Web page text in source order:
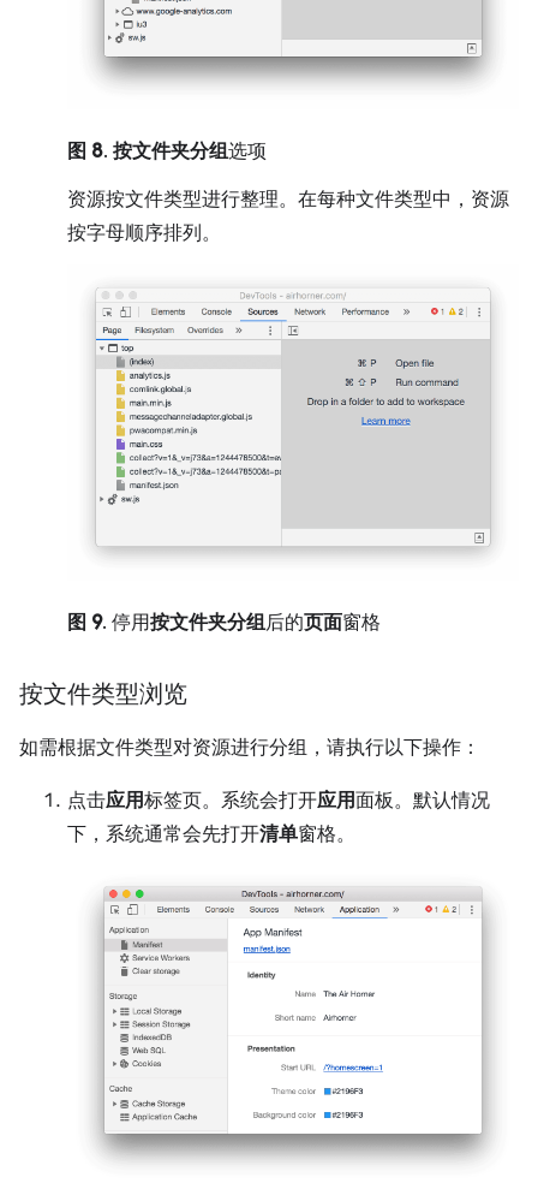
图 8. 按文件夹分组选项
资源按文件类型进行整理。在每种文件类型中，资源
按字母顺序排列。
图 9. 停用按文件夹分组后的页面窗格
按文件类型浏览
如需根据文件类型对资源进行分组，请执行以下操作：
点击应用标签页。系统会打开应用面板。默认情况
下，系统通常会先打开清单窗格。